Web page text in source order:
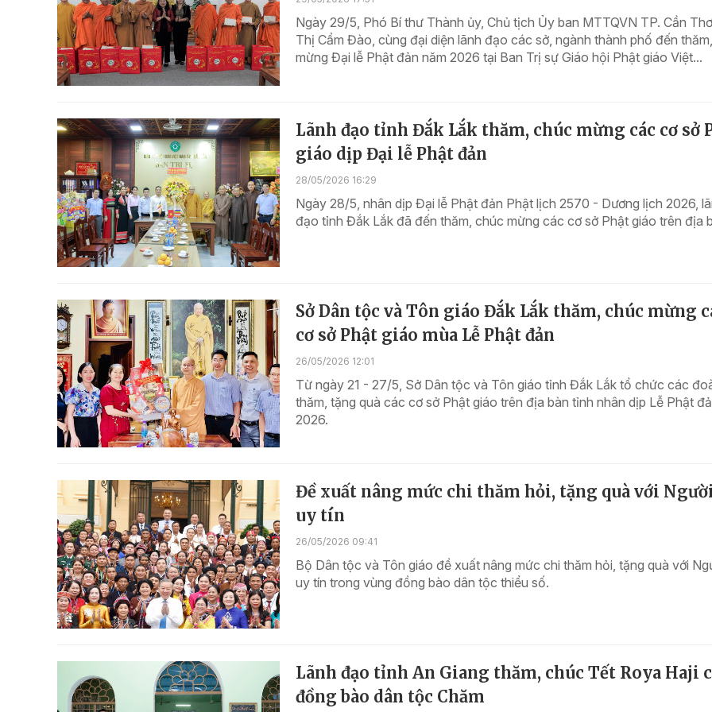
Ngày 29/5, Phó Bí thư Thành ủy, Chủ tịch Ủy ban MTTQVN TP. Cần
Thị Cẩm Đào, cùng đại diện lãnh đạo các sở, ngành thành phố đến
mừng Đại lễ Phật đản năm 2026 tại Ban Trị sự Giáo hội Phật giáo Việt...
Lãnh đạo tỉnh Đắk Lắk thăm, chúc mừng các cơ sở
giáo dịp Đại lễ Phật đản
28/05/2026 16:29
Ngày 28/5, nhân dịp Đại lễ Phật đản Phật lịch 2570 - Dương lịch 2026,
đạo tỉnh Đắk Lắk đã đến thăm, chúc mừng các cơ sở Phật giáo trên địa
Sở Dân tộc và Tôn giáo Đắk Lắk thăm, chúc mừng
cơ sở Phật giáo mùa Lễ Phật đản
26/05/2026 12:01
Từ ngày 21 - 27/5, Sở Dân tộc và Tôn giáo tỉnh Đắk Lắk tổ chức các
thăm, tặng quà các cơ sở Phật giáo trên địa bàn tỉnh nhân dịp Lễ Phật
2026.
Đề xuất nâng mức chi thăm hỏi, tặng quà với
uy tín
26/05/2026 09:41
Bộ Dân tộc và Tôn giáo đề xuất nâng mức chi thăm hỏi, tặng quà với
uy tín trong vùng đồng bào dân tộc thiểu số.
Lãnh đạo tỉnh An Giang thăm, chúc Tết Roya Haji
đồng bào dân tộc Chăm